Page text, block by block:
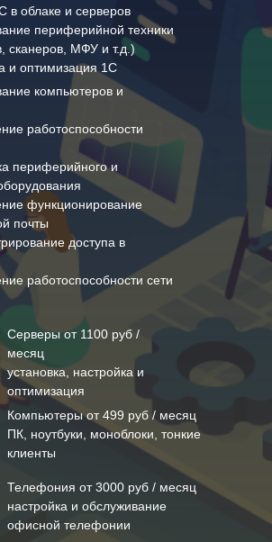
в облаке и серверов
периферийной техники
сканеров, МФУ и т.д.)
и оптимизация 1С
компьютеров и
работоспособности
периферийного и
функционирование
почты
доступа в
работоспособности сети
Компьютеры от 499 руб / месяц
ПК, ноутбуки, моноблоки, тонкие
клиенты
Телефония от 3000 руб / месяц
настройка и обслуживание
офисной телефонии
Серверы от 1100 руб /
месяц
установка, настройка и
оптимизация